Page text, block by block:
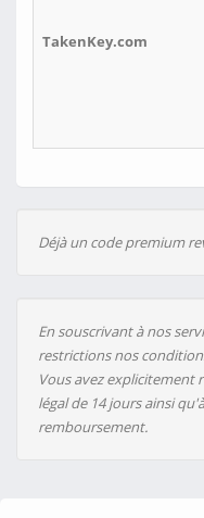
TakenKey.com
Déjà un code premium
En souscrivant à nos
restrictions nos
Vous avez explicitement
légal de 14 jours ainsi
remboursement.